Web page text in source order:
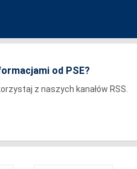
od PSE?
z naszych kanałów RSS.